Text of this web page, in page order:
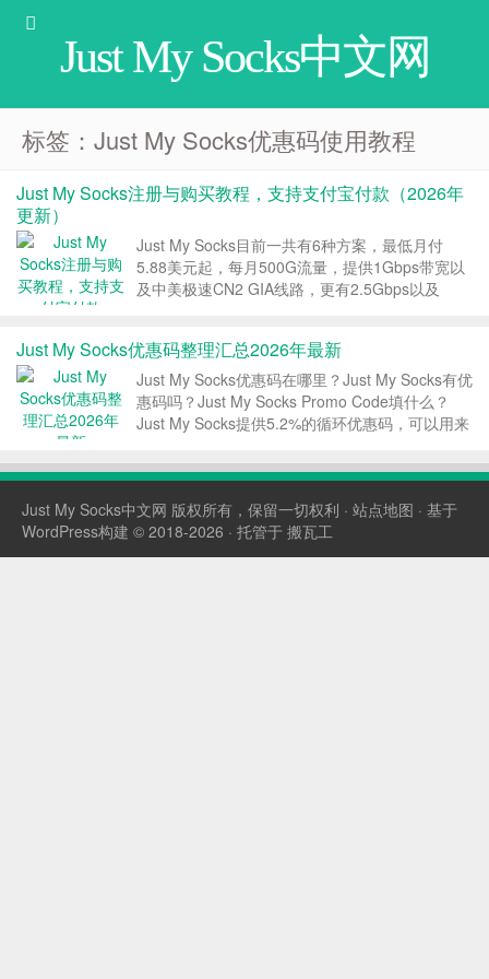
Just My Socks中文网
标签：Just My Socks优惠码使用教程
Just My Socks注册与购买教程，支持支付宝付款（2026年
更新）
Just My Socks目前一共有6种方案，最低月付
5.88美元起，每月500G流量，提供1Gbps带宽以
及中美极速CN2 GIA线路，更有2.5Gbps以及
Socks...
Just My Socks优惠码整理汇总2026年最新
Just My Socks优惠码在哪里？Just My Socks有优
惠码吗？Just My Socks Promo Code填什么？
Just My Socks提供5.2%的循环优惠码，可以用来
Socks中文网就给大家整理最新的...
Just My Socks中文网 版权所有，保留一切权利 · 站点地图 · 基于
WordPress构建 © 2018-2026 · 托管于 搬瓦工